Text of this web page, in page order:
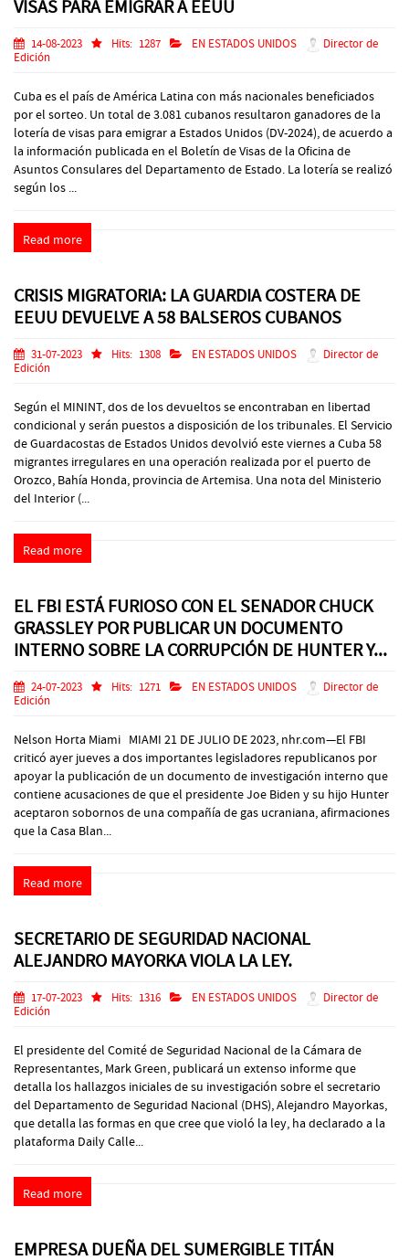
VISAS PARA EMIGRAR A EEUU
14-08-2023 Hits: 1287 EN ESTADOS UNIDOS
Director de
Edición
Cuba es el país de América Latina con más nacionales beneficiados
por el sorteo. Un total de 3.081 cubanos resultaron ganadores de la
lotería de visas para emigrar a Estados Unidos (DV-2024), de acuerdo a
la información publicada en el Boletín de Visas de la Oficina de
Asuntos Consulares del Departamento de Estado. La lotería se realizó
según los ...
Read more
CRISIS MIGRATORIA: LA GUARDIA COSTERA DE
EEUU DEVUELVE A 58 BALSEROS CUBANOS
31-07-2023 Hits: 1308 EN ESTADOS UNIDOS
Director de
Edición
Según el MININT, dos de los devueltos se encontraban en libertad
condicional y serán puestos a disposición de los tribunales. El Servicio
de Guardacostas de Estados Unidos devolvió este viernes a Cuba 58
migrantes irregulares en una operación realizada por el puerto de
Orozco, Bahía Honda, provincia de Artemisa. Una nota del Ministerio
del Interior (...
Read more
EL FBI ESTÁ FURIOSO CON EL SENADOR CHUCK
GRASSLEY POR PUBLICAR UN DOCUMENTO
INTERNO SOBRE LA CORRUPCIÓN DE HUNTER Y...
24-07-2023 Hits: 1271 EN ESTADOS UNIDOS
Director de
Edición
Nelson Horta Miami MIAMI 21 DE JULIO DE 2023, nhr.com—El FBI
criticó ayer jueves a dos importantes legisladores republicanos por
apoyar la publicación de un documento de investigación interno que
contiene acusaciones de que el presidente Joe Biden y su hijo Hunter
aceptaron sobornos de una compañía de gas ucraniana, afirmaciones
que la Casa Blan...
Read more
SECRETARIO DE SEGURIDAD NACIONAL
ALEJANDRO MAYORKA VIOLA LA LEY.
17-07-2023 Hits: 1316 EN ESTADOS UNIDOS
Director de
Edición
El presidente del Comité de Seguridad Nacional de la Cámara de
Representantes, Mark Green, publicará un extenso informe que
detalla los hallazgos iniciales de su investigación sobre el secretario
del Departamento de Seguridad Nacional (DHS), Alejandro Mayorkas,
que detalla las formas en que cree que violó la ley, ha declarado a la
plataforma Daily Calle...
Read more
EMPRESA DUEÑA DEL SUMERGIBLE TITÁN